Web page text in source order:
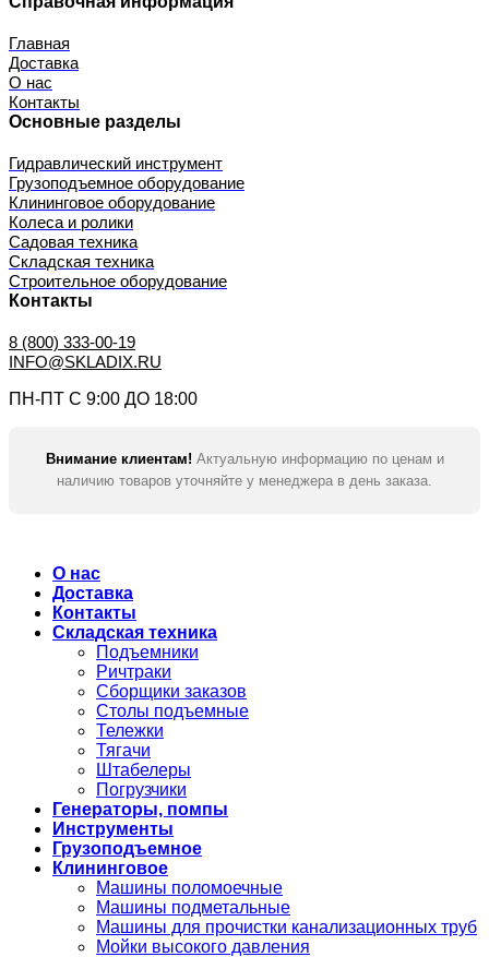
Главная
Доставка
О нас
Контакты
Основные разделы
Гидравлический инструмент
Грузоподъемное оборудование
Клининговое оборудование
Колеса и ролики
Садовая техника
Складская техника
Строительное оборудование
Контакты
8 (800) 333-00-19
INFO@SKLADIX.RU
ПН-ПТ С 9:00 ДО 18:00
Внимание клиентам! Актуальную информацию по ценам и
наличию товаров уточняйте у менеджера в день заказа.
О нас
Доставка
Контакты
Складская техника
Подъемники
Ричтраки
Сборщики заказов
Столы подъемные
Тележки
Тягачи
Штабелеры
Погрузчики
Генераторы, помпы
Инструменты
Грузоподъемное
Клининговое
Машины поломоечные
Машины подметальные
Машины для прочистки канализационных труб
Мойки высокого давления